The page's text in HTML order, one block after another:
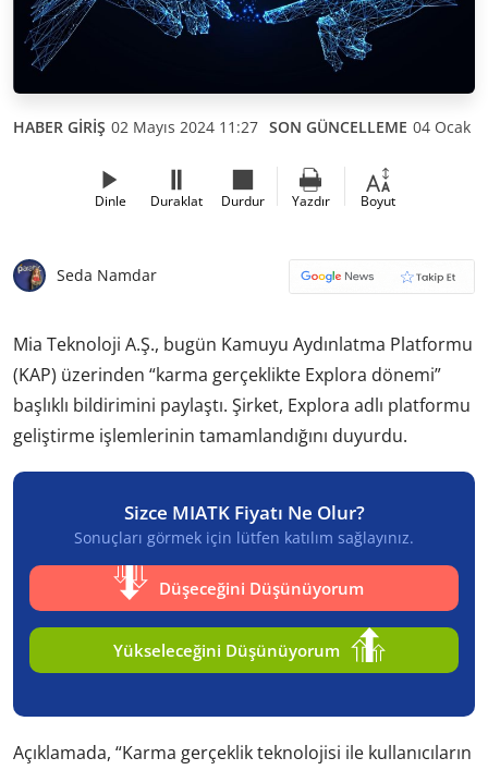
HABER GİRİŞ 02 Mayıs 2024 11:27 SON GÜNCELLEME 04 Ocak
Dinle Duraklat Durdur Yazdır Boyut
Seda Namdar
Mia Teknoloji A.Ş., bugün Kamuyu Aydınlatma Platformu
(KAP) üzerinden “karma gerçeklikte Explora dönemi”
başlıklı bildirimini paylaştı. Şirket, Explora adlı platformu
geliştirme işlemlerinin tamamlandığını duyurdu.
Sizce MIATK Fiyatı Ne Olur?
Sonuçları görmek için lütfen katılım sağlayınız.
Düşeceğini Düşünüyorum
Yükseleceğini Düşünüyorum
Açıklamada, “Karma gerçeklik teknolojisi ile kullanıcıların